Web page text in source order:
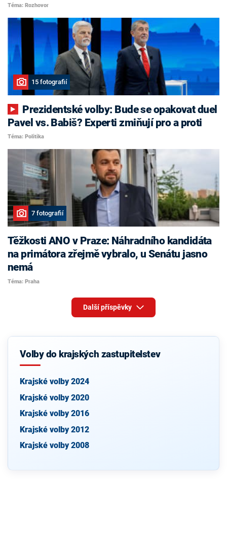
Téma: Rozhovor
15 fotografií
Pavel vs. Babiš? Experti zmiňují pro a proti
Téma: Politika
7 fotografií
Těžkosti ANO v Praze: Náhradního kandidáta
na primátora zřejmě vybralo, u Senátu jasno
nemá
Téma: Praha
Další příspěvky
Volby do krajských zastupitelstev
Krajské volby 2024
Krajské volby 2020
Krajské volby 2016
Krajské volby 2012
Krajské volby 2008